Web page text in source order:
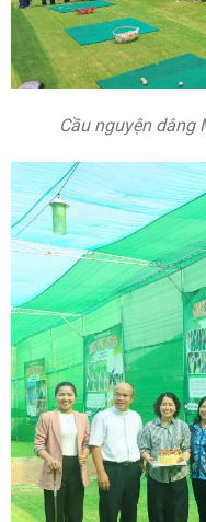
Cầu nguyện dâng